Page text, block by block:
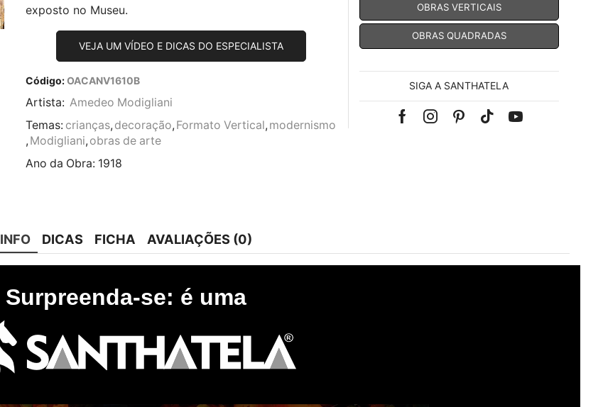
exposto no Museu.
VEJA UM VÍDEO E DICAS DO ESPECIALISTA
Código:OACANV1610B
Artista: Amedeo Modigliani
Temas: crianças, decoração, Formato Vertical, modernismo
, Modigliani, obras de arte
Ano da Obra: 1918
OBRAS VERTICAIS
OBRAS QUADRADAS
SIGA A SANTHATELA
FacebookInstagramPinterest
Tik-Youtube
INFO DICAS FICHA AVALIAÇÕES (0)
Surpreenda-se: é uma